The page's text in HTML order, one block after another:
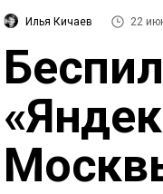
Илья Кичаев 22